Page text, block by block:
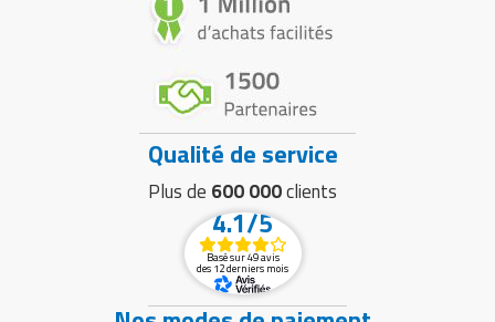
Qualité de service
Plus de 600 000clients
4.1/5
Basé sur 49 avis
des 12 derniers mois